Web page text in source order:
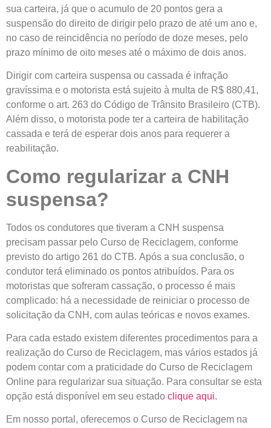
sua carteira, já que o acumulo de 20 pontos gera a
suspensão do direito de dirigir pelo prazo de até um ano e,
no caso de reincidência no período de doze meses, pelo
prazo mínimo de oito meses até o máximo de dois anos.
Dirigir com carteira suspensa ou cassada é infração
gravíssima e o motorista está sujeito à multa de R$ 880,41,
conforme o art. 263 do Código de Trânsito Brasileiro (CTB).
Além disso, o motorista pode ter a carteira de habilitação
cassada e terá de esperar dois anos para requerer a
reabilitação.
Como regularizar a CNH
suspensa?
Todos os condutores que tiveram a CNH suspensa
precisam passar pelo Curso de Reciclagem, conforme
previsto do artigo 261 do CTB. Após a sua conclusão, o
condutor terá eliminado os pontos atribuídos. Para os
motoristas que sofreram cassação, o processo é mais
complicado: há a necessidade de reiniciar o processo de
solicitação da CNH, com aulas teóricas e novos exames.
Para cada estado existem diferentes procedimentos para a
realização do Curso de Reciclagem, mas vários estados já
podem contar com a praticidade do Curso de Reciclagem
Online para regularizar sua situação. Para consultar se esta
opção está disponível em seu estado clique aqui.
Em nosso portal, oferecemos o Curso de Reciclagem na